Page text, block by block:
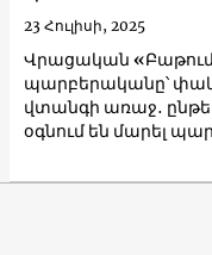
Վրացական
պարբերականը՝
վտանգի առաջ․
օգնում են մարել
23 Հուլիսի, 2025